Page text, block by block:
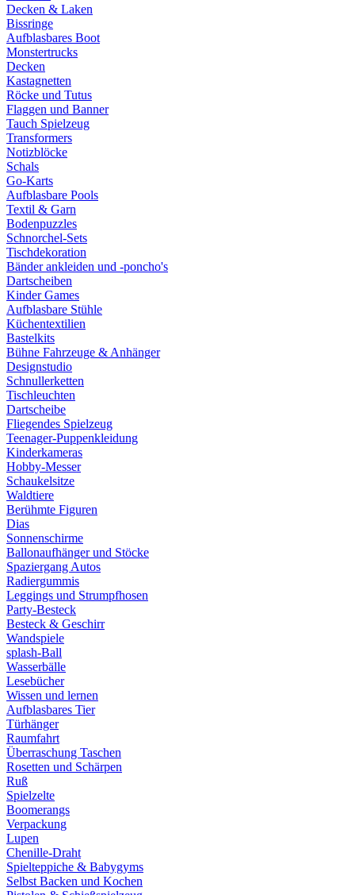
Decken & Laken
Bissringe
Aufblasbares Boot
Monstertrucks
Decken
Kastagnetten
Röcke und Tutus
Flaggen und Banner
Tauch Spielzeug
Transformers
Notizblöcke
Schals
Go-Karts
Aufblasbare Pools
Textil & Garn
Bodenpuzzles
Schnorchel-Sets
Tischdekoration
Bänder ankleiden und -poncho's
Dartscheiben
Kinder Games
Aufblasbare Stühle
Küchentextilien
Bastelkits
Bühne Fahrzeuge & Anhänger
Designstudio
Schnullerketten
Tischleuchten
Dartscheibe
Fliegendes Spielzeug
Teenager-Puppenkleidung
Kinderkameras
Hobby-Messer
Schaukelsitze
Waldtiere
Berühmte Figuren
Dias
Sonnenschirme
Ballonaufhänger und Stöcke
Spaziergang Autos
Radiergummis
Leggings und Strumpfhosen
Party-Besteck
Besteck & Geschirr
Wandspiele
splash-Ball
Wasserbälle
Lesebücher
Wissen und lernen
Aufblasbares Tier
Türhänger
Raumfahrt
Überraschung Taschen
Rosetten und Schärpen
Ruß
Spielzelte
Boomerangs
Verpackung
Lupen
Chenille-Draht
Spielteppiche & Babygyms
Selbst Backen und Kochen